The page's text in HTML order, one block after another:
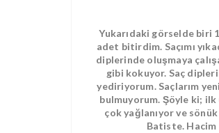
Yukarıdaki görselde biri
adet bitirdim. Saçımı
diplerinde oluşmaya
gibi kokuyor. Saç
yediriyorum. Saçlarım
bulmuyorum. Şöyle ki;
çok yağlanıyor ve
Batiste. Hacim